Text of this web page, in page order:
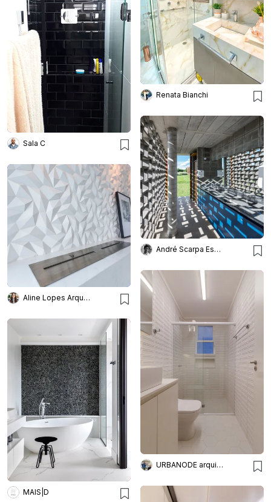
Renata Bianchi
Sala C
André Scarpa Escritório Arq.
Aline Lopes Arquiteta e Interiores
URBANODE arquitetura
MAIS|D